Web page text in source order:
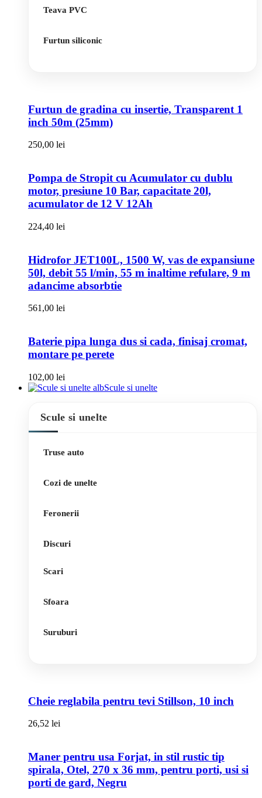
Teava PVC
Furtun siliconic
Furtun de gradina cu insertie, Transparent 1
inch 50m (25mm)
250,00 lei
Pompa de Stropit cu Acumulator cu dublu
motor, presiune 10 Bar, capacitate 20l,
acumulator de 12 V 12Ah
224,40 lei
Hidrofor JET100L, 1500 W, vas de expansiune
50l, debit 55 l/min, 55 m inaltime refulare, 9 m
adancime absorbtie
561,00 lei
Baterie pipa lunga dus si cada, finisaj cromat,
montare pe perete
102,00 lei
Scule si unelte
Scule si unelte
Truse auto
Cozi de unelte
Feronerii
Discuri
Scari
Sfoara
Suruburi
Cheie reglabila pentru tevi Stillson, 10 inch
26,52 lei
Maner pentru usa Forjat, in stil rustic tip
spirala, Otel, 270 x 36 mm, pentru porti, usi si
porti de gard, Negru